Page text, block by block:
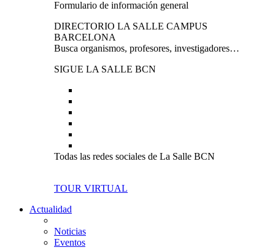
Formulario de información general
DIRECTORIO LA SALLE CAMPUS
BARCELONA
Busca organismos, profesores, investigadores…
SIGUE LA SALLE BCN
Todas las redes sociales de La Salle BCN
TOUR VIRTUAL
Actualidad
Noticias
Eventos